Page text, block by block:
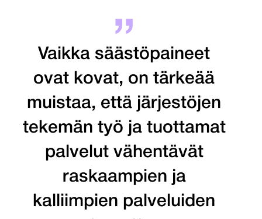
Vaikka säästöpaineet
ovat kovat, on tärkeää
muistaa, että järjestöjen
tekemän työ ja tuottamat
palvelut vähentävät
raskaampien ja
kalliimpien palveluiden